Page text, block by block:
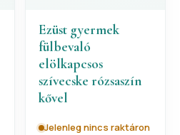
Ezüst gyermek
fülbevaló
elölkapcsos
szívecske rózsaszín
kővel
Jelenleg nincs raktáron